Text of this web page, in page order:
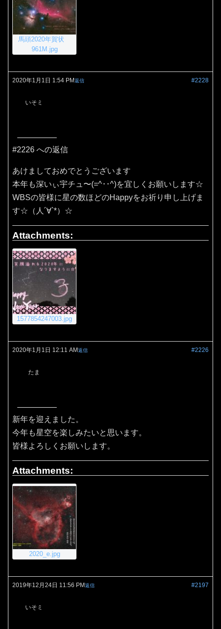
馬頭2020年賀状
961M.jpg
2020年1月1日 1:54 PM #2228
返信
いそミ
#2226 への返信
あけましておめでとうございます
本年も深いぃ宇チュ〜(=^･･^)を宜しくお願いします☆
WBSの皆様に星の数ほどのHappyをお祈り申し上げま
す☆（人´∀`*）☆
Attachments:
1577854247003.jpg
2020年1月1日 12:11 AM #2226
返信
たま
新年を迎えました。
今年も星空を楽しみたいと思います。
皆様よろしくお願いします。
Attachments:
2020_e.jpg
2019年12月24日 11:56 PM #2197
返信
いそミ